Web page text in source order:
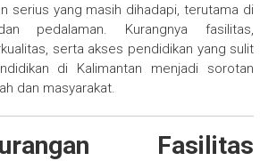
serius yang masih dihadapi, terutama di
pedalaman. Kurangnya fasilitas,
serta akses pendidikan yang sulit
di Kalimantan menjadi sorotan
dan masyarakat.
Fasilitas